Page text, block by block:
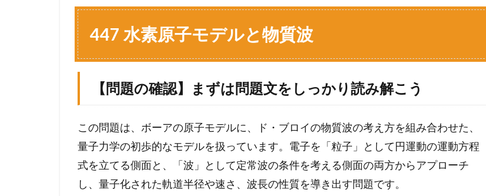
水
素
原
モ
デ
と
質
波
1.1
447 水素原子モデルと物質波
【問題の確認】まずは問題文をしっかり読み解こう
この問題は、ボーアの原子モデルに、ド・ブロイの物質波の考え方を組み合わせた、
量子力学の初歩的なモデルを扱っています。電子を「粒子」として円運動の運動方程
式を立てる側面と、「波」として定常波の条件を考える側面の両方からアプローチ
し、量子化された軌道半径や速さ、波長の性質を導き出す問題です。